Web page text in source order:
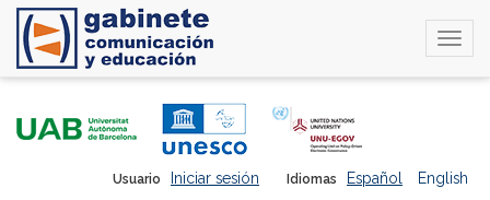
Idiomas Español English
Usuario Iniciar sesión